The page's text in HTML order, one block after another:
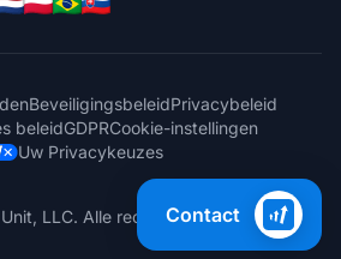
BeveiligingsbeleidPrivacybeleid
beleidGDPRCookie-instellingen
Uw Privacykeuzes
LLC. Alle rechten voorbehouden.
Contact